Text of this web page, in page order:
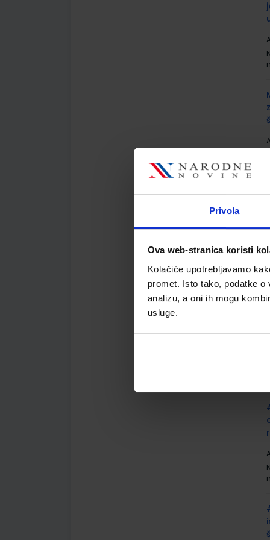
Privola
Ova web-stranica koristi
Kolačiće upotrebljavamo
promet. Isto tako, podatke
analizu, a oni ih mogu
usluge.